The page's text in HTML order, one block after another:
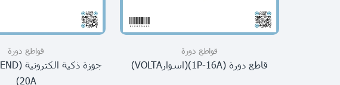
قواطع دورة
قاطع دورة (1P-16A)(اسوارVOLTA)
قواطع دورة
20A)